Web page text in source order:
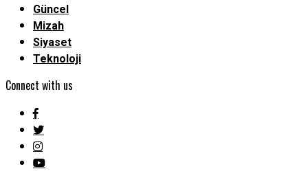
Güncel
Mizah
Siyaset
Teknoloji
Connect with us